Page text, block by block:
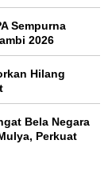
Sempurna
2026
Hilang
Bela Negara
Perkuat